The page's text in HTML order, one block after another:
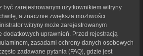
być zarejestrowanym użytkownikiem witryny.
a znacznie zwiększa możliwości
witryny może zarejestrowanym
dodatkowych uprawnień. Przed rejestracją
zasadami ochrony danych osobowych
zadawane pytania (FAQ), gdzie jest